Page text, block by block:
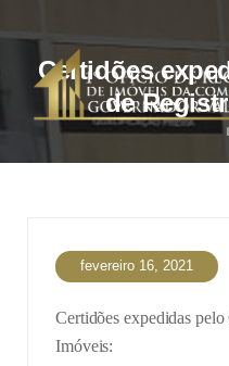
Certidões
de
fevereiro 16, 2021
Certidões expedidas
Imóveis: